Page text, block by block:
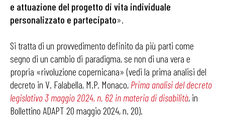
e attuazione del progetto di vita individuale
personalizzato e partecipato».
Si tratta di un provvedimento definito da più parti come
segno di un cambio di paradigma, se non di una vera e
propria «rivoluzione copernicana» (vedi la prima analisi del
decreto in V. Falabella, M.P. Monaco, Prima analisi del decreto
legislativo 3 maggio 2024, n. 62 in materia di disabilità, in
Bollettino ADAPT 20 maggio 2024, n. 20).